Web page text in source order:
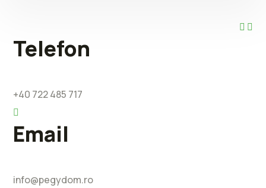
Telefon
+40 722 485 717
Email
info@pegydom.ro